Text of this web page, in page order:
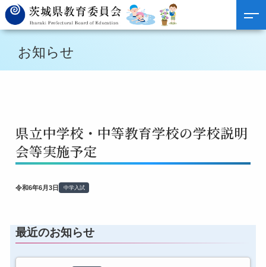
お知らせ
県立中学校・中等教育学校の学校説明
会等実施予定
令和6年6月3日 中学入試
最近のお知らせ